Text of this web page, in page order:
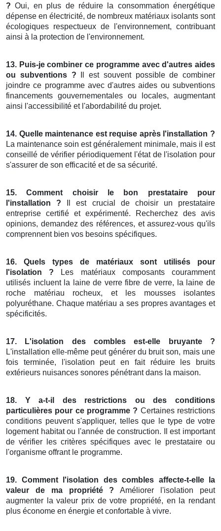
? Oui, en plus de réduire la consommation énergétique
dépense en électricité, de nombreux matériaux isolants sont
écologiques respectueux de l'environnement, contribuant
ainsi à la protection de l'environnement.
13. Puis-je combiner ce programme avec d'autres aides
ou subventions ? Il est souvent possible de combiner
joindre ce programme avec d'autres aides ou subventions
financements gouvernementales ou locales, augmentant
ainsi l'accessibilité et l'abordabilité du projet.
14. Quelle maintenance est requise après l'installation ?
La maintenance soin est généralement minimale, mais il est
conseillé de vérifier périodiquement l'état de l'isolation pour
s'assurer de son efficacité et de sa sécurité.
15. Comment choisir le bon prestataire pour
l'installation ? Il est crucial de choisir un prestataire
entreprise certifié et expérimenté. Recherchez des avis
opinions, demandez des références, et assurez-vous qu'ils
comprennent bien vos besoins spécifiques.
16. Quels types de matériaux sont utilisés pour
l'isolation ? Les matériaux composants couramment
utilisés incluent la laine de verre fibre de verre, la laine de
roche matériau rocheux, et les mousses isolantes
polyuréthane. Chaque matériau a ses propres avantages et
spécificités.
17. L'isolation des combles est-elle bruyante ?
L'installation elle-même peut générer du bruit son, mais une
fois terminée, l'isolation peut en fait réduire les bruits
extérieurs nuisances sonores pénétrant dans la maison.
18. Y a-t-il des restrictions ou des conditions
particulières pour ce programme ? Certaines restrictions
conditions peuvent s'appliquer, telles que le type de votre
logement habitat ou l'année de construction. Il est important
de vérifier les critères spécifiques avec le prestataire ou
l'organisme offrant le programme.
19. Comment l'isolation des combles affecte-t-elle la
valeur de ma propriété ? Améliorer l'isolation peut
augmenter la valeur prix de votre propriété, en la rendant
plus économe en énergie et confortable à vivre.